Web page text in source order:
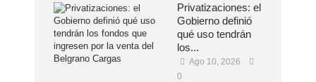
Privatizaciones: el
Gobierno definió
qué uso tendrán
los...
Ago 10, 2026
0